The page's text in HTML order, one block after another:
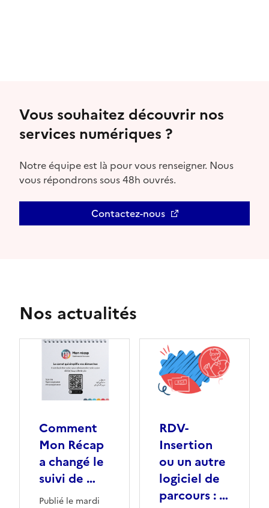
Vous souhaitez découvrir nos
services numériques ?
Notre équipe est là pour vous renseigner. Nous
vous répondrons sous 48h ouvrés.
Contactez-nousOuvre une nouvelle fenêtre
Nos actualités
Comment
Mon Récap
a changé le
suivi de …
Publié le mardi
RDV-
Insertion
ou un autre
logiciel de
parcours : …